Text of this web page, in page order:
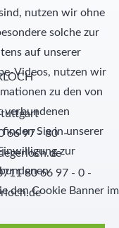
66 97 - 80 -
80 66 97 - 0 -
nutzen wir ohne
solche zur
auf unserer
Videos, nutzen wir
zu den von
verbundenen
Sie in unserer
zur
den Cookie Banner im